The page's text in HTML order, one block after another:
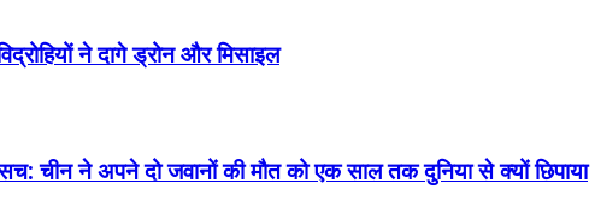
ने दागे ड्रोन और मिसाइल
चीन ने अपने दो जवानों की मौत को एक साल तक दुनिया से क्यों छिपाया